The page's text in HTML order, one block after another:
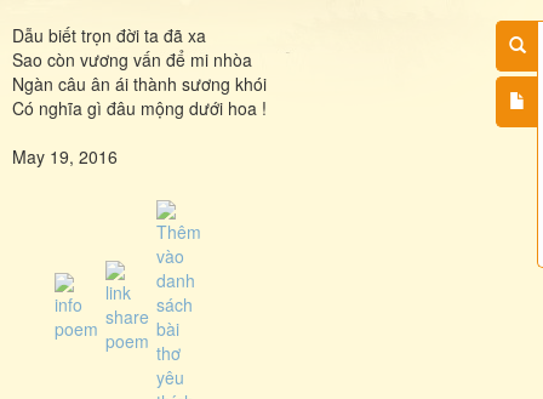
Dẫu biết trọn đời ta đã xa
Sao còn vương vấn để mi nhòa
Ngàn câu ân ái thành sương khói
Có nghĩa gì đâu mộng dưới hoa !
May 19, 2016